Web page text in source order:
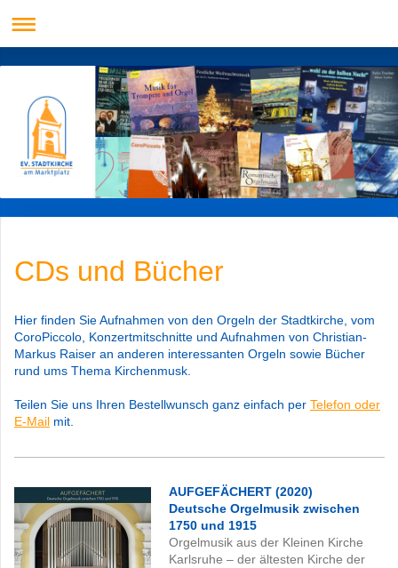
CDs und Bücher
Hier finden Sie Aufnahmen von den Orgeln der Stadtkirche, vom
CoroPiccolo, Konzertmitschnitte und Aufnahmen von Christian-
Markus Raiser an anderen interessanten Orgeln sowie Bücher
rund ums Thema Kirchenmusk.
Teilen Sie uns Ihren Bestellwunsch ganz einfach per Telefon oder
E-Mail mit.
AUFGEFÄCHERT (2020)
Deutsche Orgelmusik zwischen
1750 und 1915
Orgelmusik aus der Kleinen Kirche
Karlsruhe – der ältesten Kirche der